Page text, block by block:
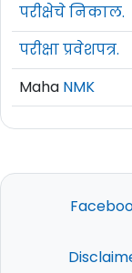
परीक्षेचे निकाल.
परीक्षा प्रवेशपत्र.
Maha NMK